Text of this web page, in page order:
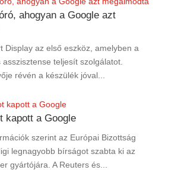
ahogyan a Google azt
Display az első eszköz, amelyben a
teljesít szolgálatot.
révén a készülék jóval...
kapott a Google
szerint az Európai Bizottság
legnagyobb bírságot szabta ki az
gyártójára. A Reuters és...